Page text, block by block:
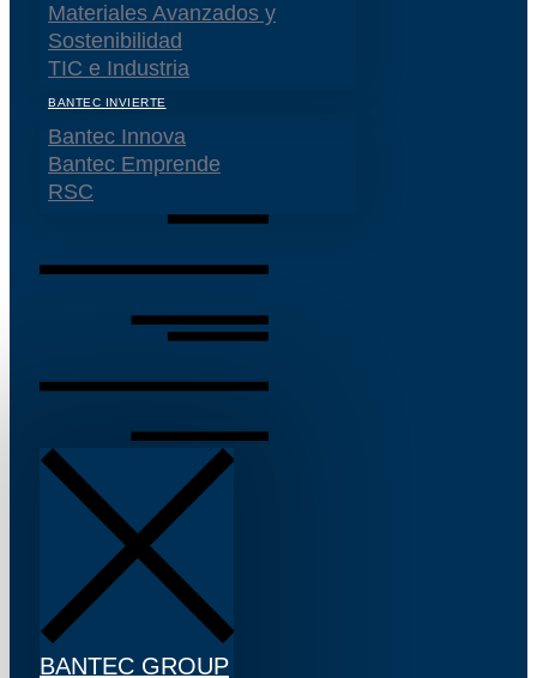
Materiales Avanzados y
Sostenibilidad
TIC e Industria
BANTEC INVIERTE
Bantec Innova
Bantec Emprende
RSC
BANTEC GROUP